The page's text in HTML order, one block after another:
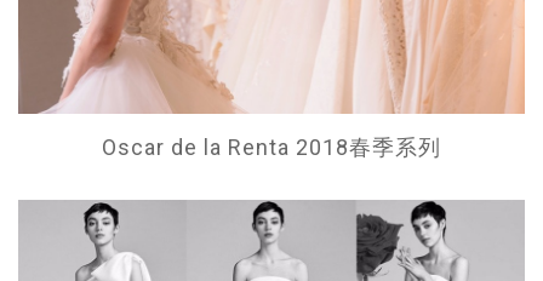
Oscar de la Renta 2018春季系列